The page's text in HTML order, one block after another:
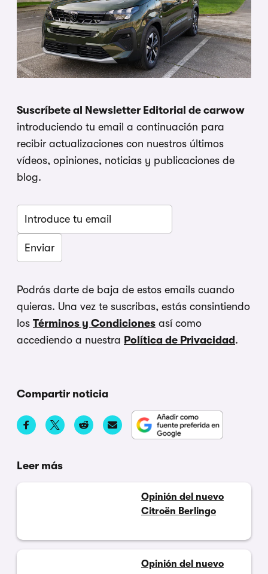
Suscríbete al Newsletter Editorial de carwow
introduciendo tu email a continuación para
recibir actualizaciones con nuestros últimos
vídeos, opiniones, noticias y publicaciones de
blog.
Podrás darte de baja de estos emails cuando
quieras. Una vez te suscribas, estás consintiendo
los Términos y Condiciones así como
accediendo a nuestra Política de Privacidad .
Compartir noticia
Leer más
Opinión del nuevo
Citroën Berlingo
Opinión del nuevo